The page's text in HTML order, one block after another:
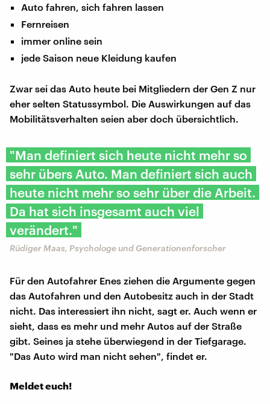
Auto fahren, sich fahren lassen
Fernreisen
immer online sein
jede Saison neue Kleidung kaufen
Zwar sei das Auto heute bei Mitgliedern der Gen Z nur
eher selten Statussymbol. Die Auswirkungen auf das
Mobilitätsverhalten seien aber doch übersichtlich.
"Man definiert sich heute nicht mehr so
sehr übers Auto. Man definiert sich auch
heute nicht mehr so sehr über die Arbeit.
Da hat sich insgesamt auch viel
verändert."
Rüdiger Maas, Psychologe und Generationenforscher
Für den Autofahrer Enes ziehen die Argumente gegen
das Autofahren und den Autobesitz auch in der Stadt
nicht. Das interessiert ihn nicht, sagt er. Auch wenn er
sieht, dass es mehr und mehr Autos auf der Straße
gibt. Seines ja stehe überwiegend in der Tiefgarage.
"Das Auto wird man nicht sehen", findet er.
Meldet euch!